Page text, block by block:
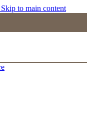
Skip to main content